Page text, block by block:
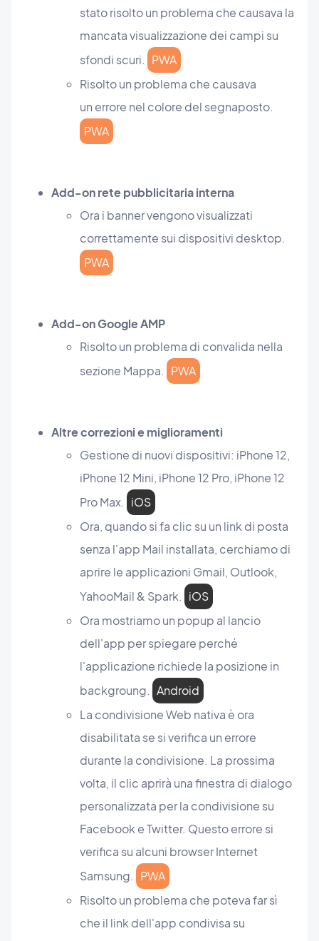
stato risolto un problema che causava la
mancata visualizzazione dei campi su
sfondi scuri. PWA
Risolto un problema che causava
un errore nel colore del segnaposto.
PWA
Add-on rete pubblicitaria interna
Ora i banner vengono visualizzati
correttamente sui dispositivi desktop.
PWA
Add-on Google AMP
Risolto un problema di convalida nella
sezione Mappa. PWA
Altre correzioni e miglioramenti
Gestione di nuovi dispositivi: iPhone 12,
iPhone 12 Mini, iPhone 12 Pro, iPhone 12
Pro Max. iOS
Ora, quando si fa clic su un link di posta
senza l'app Mail installata, cerchiamo di
aprire le applicazioni Gmail, Outlook,
YahooMail & Spark. iOS
Ora mostriamo un popup al lancio
dell'app per spiegare perché
l'applicazione richiede la posizione in
backgroung. Android
La condivisione Web nativa è ora
disabilitata se si verifica un errore
durante la condivisione. La prossima
volta, il clic aprirà una finestra di dialogo
personalizzata per la condivisione su
Facebook e Twitter. Questo errore si
verifica su alcuni browser Internet
Samsung. PWA
Risolto un problema che poteva far sì
che il link dell'app condivisa su